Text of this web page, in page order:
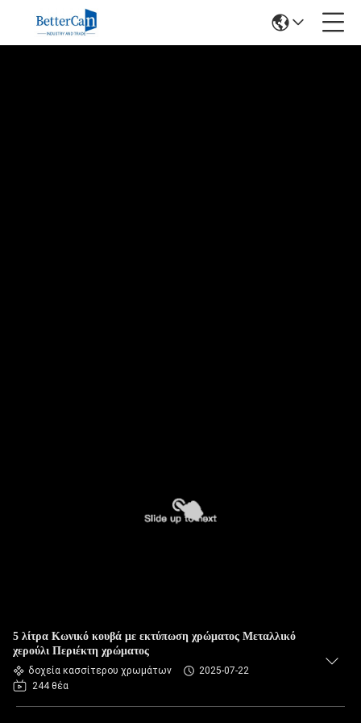
5 λίτρα Κωνικό κουβά με εκτύπωση χρώματος Μεταλλικό
χερούλι Περιέκτη χρώματος
δοχεία κασσίτερου χρωμάτων
2025-07-22
244 θέα